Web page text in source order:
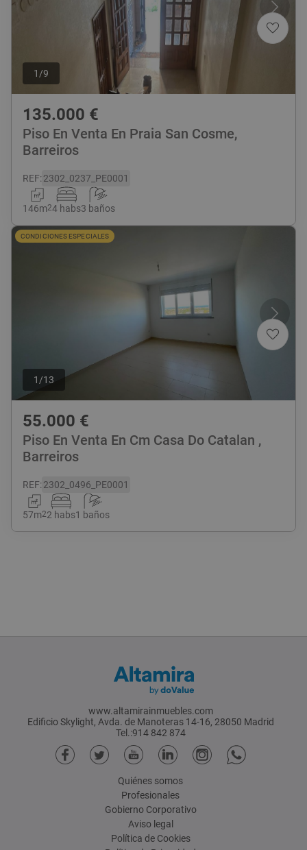
1 /9
135.000 €
Piso En Venta En Praia San Cosme,
Barreiros
REF:2302_0237_PE0001
146m24 habs3 baños
1 /13
CONDICIONES ESPECIALES
55.000 €
Piso En Venta En Cm Casa Do Catalan ,
Barreiros
REF:2302_0496_PE0001
57m22 habs1 baños
www.altamirainmuebles.com
Edificio Skylight, Avda. de Manoteras 14-16, 28050 Madrid
Tel.:914 842 874
Quiénes somos
Profesionales
Gobierno Corporativo
Aviso legal
Política de Cookies